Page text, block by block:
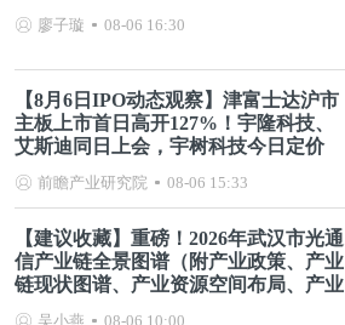
廖子璇 08-06 16:30
【8月6日IPO动态观察】津富士达沪市
主板上市首日高开127%！宇隆科技、
艾斯迪同日上会，宇树科技今日定价
前瞻产业研究院 08-06 15:33
【建议收藏】重磅！2026年武汉市光通
信产业链全景图谱（附产业政策、产业
链现状图谱、产业资源空间布局、产业
吴小燕 08-06 10:00